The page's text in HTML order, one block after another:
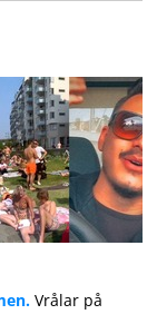
Vrålar på